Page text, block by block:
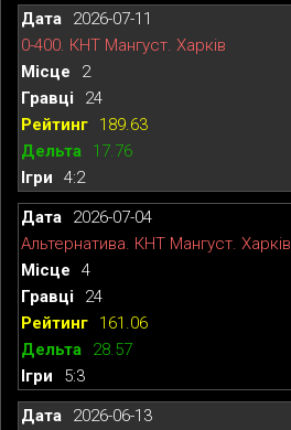
2026-07-11
0-400. КНТ Мангуст. Харків
2
24
189.63
17.76
4:2
2026-07-04
Альтернатива. КНТ Мангуст. Харків
4
24
161.06
28.57
5:3
2026-06-13